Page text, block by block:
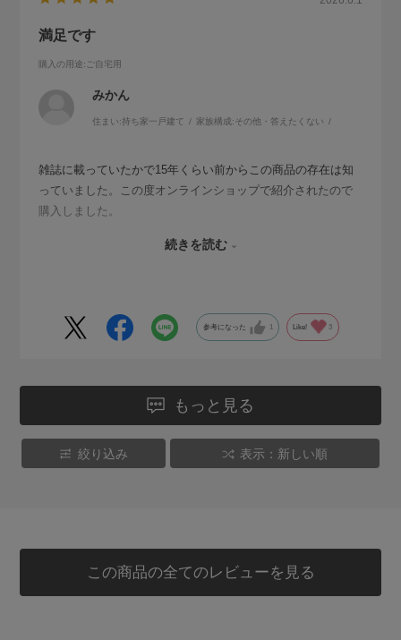
満足です
購入の用途:ご自宅用
みかん
住まい:持ち家一戸建て 家族構成: その他・答えたくない
雑誌に載っていたかで15年くらい前からこの商品の存在は知
っていました。この度オンラインショップで紹介されたので
購入しました。
なります。自分はプラスチック製品より、やはり自然素材が
続きを読む
参考になった Like! 3
もっと見る
絞り込み 表示：新しい順
この商品の全てのレビューを見る